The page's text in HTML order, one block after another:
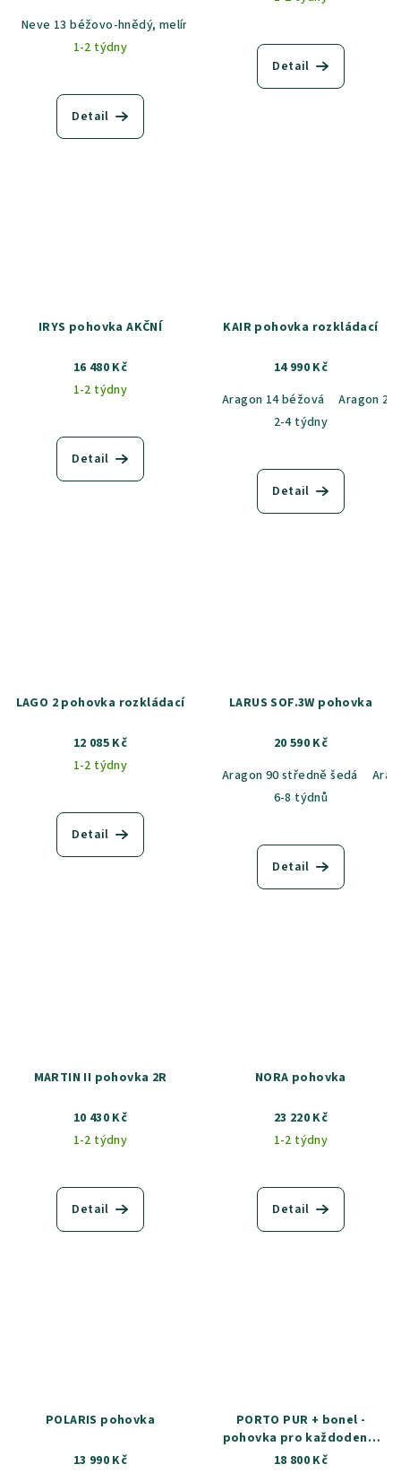
Neve 13 béžovo-hnědý, melír
1-2 týdny
Detail
Detail
IRYS pohovka AKČNÍ
16 480 Kč
1-2 týdny
Detail
KAIR pohovka rozkládací
14 990 Kč
Aragon 14 béžová
Aragon
2-4 týdny
Detail
LAGO 2 pohovka rozkládací
12 085 Kč
1-2 týdny
Detail
LARUS SOF.3W pohovka
20 590 Kč
Aragon 90 středně šedá
6-8 týdnů
Detail
MARTIN II pohovka 2R
10 430 Kč
1-2 týdny
Detail
NORA pohovka
23 220 Kč
1-2 týdny
Detail
POLARIS pohovka
13 990 Kč
PORTO PUR + bonel -
pohovka pro každodenní
spaní
18 800 Kč